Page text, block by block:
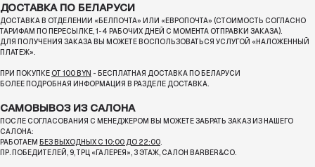
ДОСТАВКА ПО БЕЛАРУСИ
ДОСТАВКА В ОТДЕЛЕНИИ «БЕЛПОЧТА» ИЛИ «ЕВРОПОЧТА» (СТОИМОСТЬ СОГЛАСНО
ТАРИФАМ ПО ПЕРЕСЫЛКЕ, 1-4 РАБОЧИХ ДНЕЙ С МОМЕНТА ОТПРАВКИ ЗАКАЗА).
ДЛЯ ПОЛУЧЕНИЯ ЗАКАЗА ВЫ МОЖЕТЕ ВОСПОЛЬЗОВАТЬСЯ УСЛУГОЙ «НАЛОЖЕННЫЙ
ПЛАТЕЖ».
ПРИ ПОКУПКЕ ОТ 100 BYN - БЕСПЛАТНАЯ ДОСТАВКА ПО БЕЛАРУСИ
БОЛЕЕ ПОДРОБНАЯ ИНФОРМАЦИЯ В РАЗДЕЛЕ ДОСТАВКА.
САМОВЫВОЗ ИЗ САЛОНА
ПОСЛЕ СОГЛАСОВАНИЯ С МЕНЕДЖЕРОМ ВЫ МОЖЕТЕ ЗАБРАТЬ ЗАКАЗ ИЗ НАШЕГО
САЛОНА:
РАБОТАЕМ БЕЗ ВЫХОДНЫХ С 10:00 ДО 22:00.
ПР. ПОБЕДИТЕЛЕЙ, 9, ТРЦ «ГАЛЕРЕЯ», 3 ЭТАЖ, САЛОН BARBER&CO.